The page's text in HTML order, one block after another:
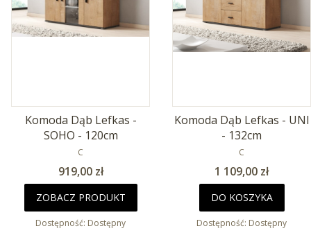
Komoda Dąb Lefkas -
SOHO - 120cm
PRODUCENT
C
Cena
919,00 zł
ZOBACZ PRODUKT
Dostępność: Dostępny
Komoda Dąb Lefkas - UNI
- 132cm
PRODUCENT
C
Cena
1 109,00 zł
DO KOSZYKA
Dostępność: Dostępny